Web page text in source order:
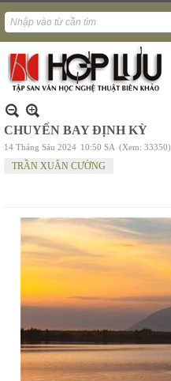
CHUYẾN BAY ĐỊNH KỲ
14 Tháng Sáu 2024 10:50 SA (Xem: 33350)
TRẦN XUÂN CƯỜNG